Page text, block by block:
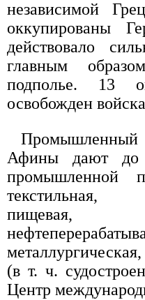
независимой
оккупированы
действовало
главным
подполье. 13
освобожден
Афины дают до
промышленной
текстильная,
пищевая,
(в т. ч.
Центр